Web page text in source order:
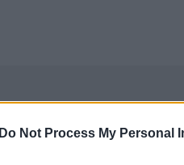
Do Not Process My Personal